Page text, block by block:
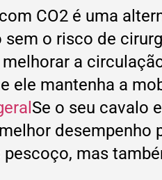
CO2 é uma
sem o risco de
a
ele mantenha a
Se o seu cavalo
desempenho
mas